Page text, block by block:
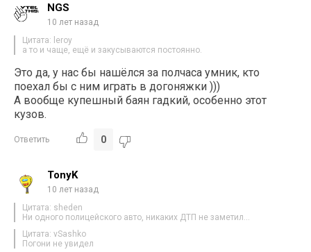
NGS
10 лет назад
Цитата: leroy
а то и чаще, ещё и закусываются постоянно.
Это да, у нас бы нашёлся за полчаса умник, кто
поехал бы с ним играть в догоняжки )))
А вообще купешный баян гадкий, особенно этот
кузов.
Ответить 0
TonyK
10 лет назад
Цитата: sheden
Ни одного полицейского авто, никаких ДТП не заметил…
Цитата: vSashko
Погони не увидел